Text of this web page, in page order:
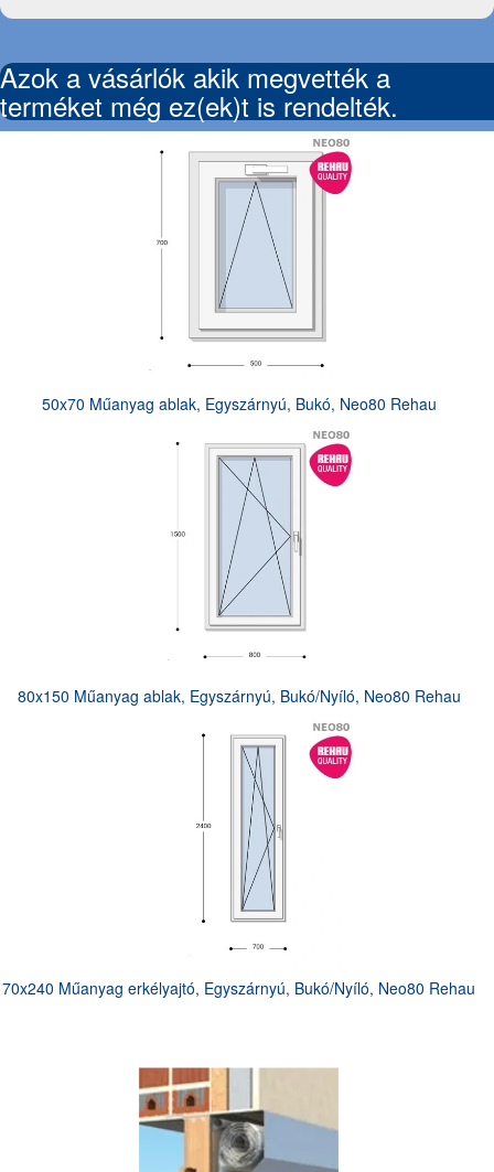
Azok a vásárlók akik megvették a
terméket még ez(ek)t is rendelték.
50x70 Műanyag ablak, Egyszárnyú, Bukó, Neo80 Rehau
80x150 Műanyag ablak, Egyszárnyú, Bukó/Nyíló, Neo80 Rehau
70x240 Műanyag erkélyajtó, Egyszárnyú, Bukó/Nyíló, Neo80 Rehau